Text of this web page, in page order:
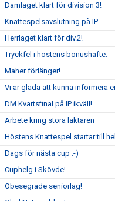
Damlaget klart för division 3!
Knattespelsavslutning på IP
Herrlaget klart för div.2!
Tryckfel i höstens bonushäfte.
Maher förlänger!
Vi är glada att kunna informera
DM Kvartsfinal på IP ikväll!
Arbete kring stora läktaren
Höstens Knattespel startar till
Dags för nästa cup :-)
Cuphelg i Skövde!
Obesegrade seniorlag!